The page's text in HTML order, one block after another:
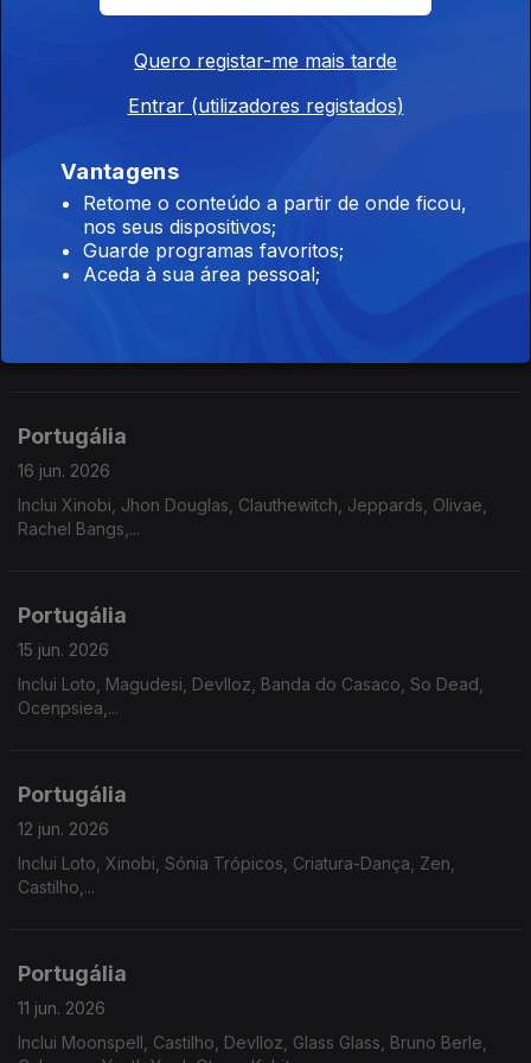
Soma Please,...
Portugália
Portugália
16 jun. 2026
Inclui Xinobi, Jhon Douglas, Clauthewitch, Jeppards, Olivae,
Rachel Bangs,...
Portugália
15 jun. 2026
Inclui Loto, Magudesi, Devlloz, Banda do Casaco, So Dead,
Ocenpsiea,...
Portugália
12 jun. 2026
Inclui Loto, Xinobi, Sónia Trópicos, Criatura-Dança, Zen,
Castilho,...
Portugália
11 jun. 2026
Inclui Moonspell, Castilho, Devlloz, Glass Glass, Bruno Berle,
Quero registar-me mais tarde
Entrar (utilizadores registados)
Vantagens
Retome o conteúdo a partir de onde ficou,
nos seus dispositivos;
Guarde programas favoritos;
Aceda à sua área pessoal;